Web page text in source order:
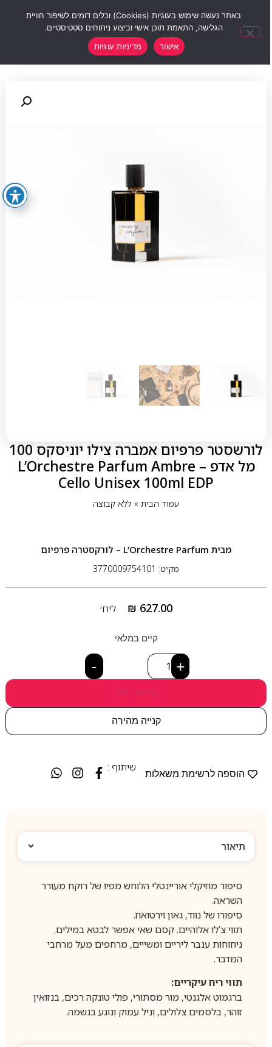
לורשסטר פרפיום אמברה צילו יוניסקס 100
מל אדפ – L’Orchestre Parfum Ambre
Cello Unisex 100ml EDP
עמוד הבית» ללא קבוצה
מבית L’Orchestre Parfum – לורקסטרה פרפיום
מק״ט: 3770009754101
₪ 627.00 ליח׳
קיים במלאי
- +
הוספה לסל
קנייה מהירה
הוספה לרשימת משאלות
שיתוף :
תיאור
סיפור מוזיקלי אוריינטלי הלוחש מפיו של רוקח מעורר
השראה.
סיפורו של נווד, גאון וירטואוז.
תווי צ’לו אלוהיים. קסם שאי אפשר לבטא במילים.
ניחוחות ענבר ליריים ומשייים, מרחפים מעל מרחבי
המדבר.
תווי ריח עיקריים:
ברגמוט אלגנטי, מור מסתורי, פולי טונקה רכים, בנזואין
זוהר, בלסמים צלולים, וניל עמוק ונוגע בנשמה.
באתר נעשה שימוש בעוגיות (Cookies) וכלים דומים לשיפור חוויית
הגלישה, התאמת תוכן אישי וביצוע ניתוחים סטטיסטיים.
אישור
מדיניות עוגיות